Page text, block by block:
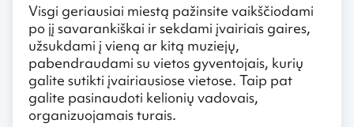
Visgi geriausiai miestą pažinsite vaikščiodami
po jį savarankiškai ir sekdami įvairiais gaires,
užsukdami į vieną ar kitą muziejų,
pabendraudami su vietos gyventojais, kurių
galite sutikti įvairiausiose vietose. Taip pat
galite pasinaudoti kelionių vadovais,
organizuojamais turais.